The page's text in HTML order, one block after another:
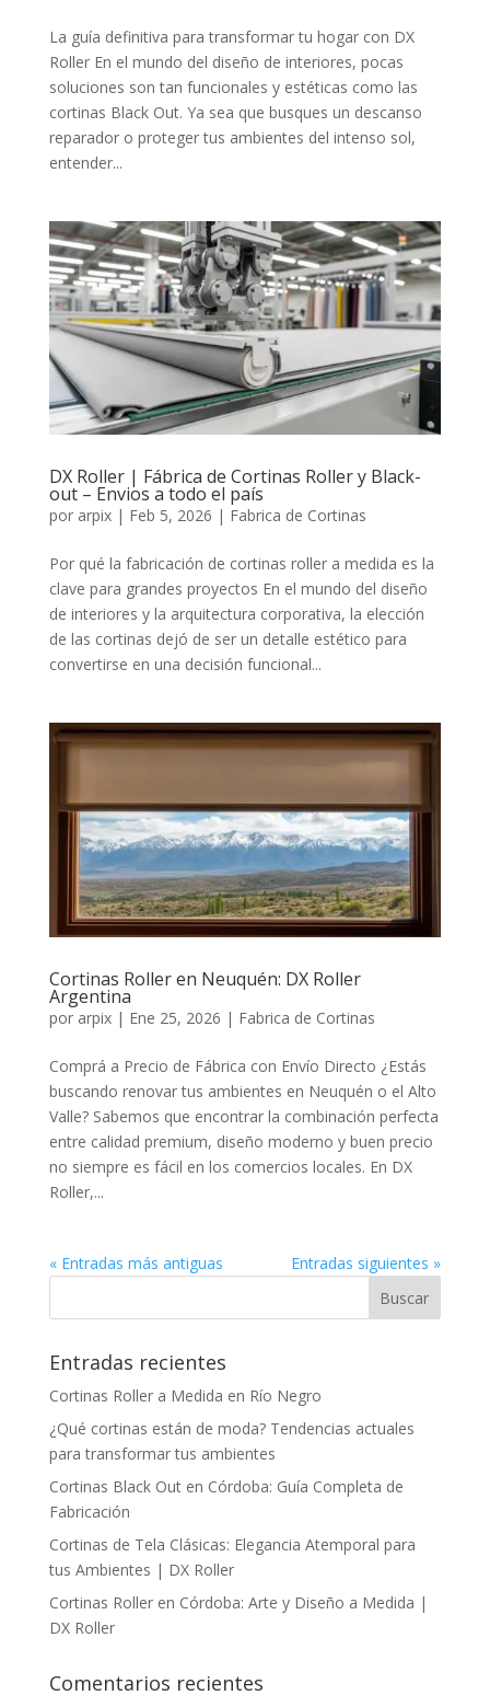
La guía definitiva para transformar tu hogar con DX
Roller En el mundo del diseño de interiores, pocas
soluciones son tan funcionales y estéticas como las
cortinas Black Out. Ya sea que busques un descanso
reparador o proteger tus ambientes del intenso sol,
entender...
DX Roller | Fábrica de Cortinas Roller y Black-
out – Envios a todo el país
por arpix| Feb 5, 2026 | Fabrica de Cortinas
Por qué la fabricación de cortinas roller a medida es la
clave para grandes proyectos En el mundo del diseño
de interiores y la arquitectura corporativa, la elección
de las cortinas dejó de ser un detalle estético para
convertirse en una decisión funcional...
Cortinas Roller en Neuquén: DX Roller
Argentina
por arpix| Ene 25, 2026 | Fabrica de Cortinas
Comprá a Precio de Fábrica con Envío Directo ¿Estás
buscando renovar tus ambientes en Neuquén o el Alto
Valle? Sabemos que encontrar la combinación perfecta
entre calidad premium, diseño moderno y buen precio
no siempre es fácil en los comercios locales. En DX
Roller,...
« Entradas más antiguas Entradas siguientes »
Entradas recientes
Cortinas Roller a Medida en Río Negro
¿Qué cortinas están de moda? Tendencias actuales
para transformar tus ambientes
Cortinas Black Out en Córdoba: Guía Completa de
Fabricación
Cortinas de Tela Clásicas: Elegancia Atemporal para
tus Ambientes | DX Roller
Cortinas Roller en Córdoba: Arte y Diseño a Medida |
DX Roller
Comentarios recientes